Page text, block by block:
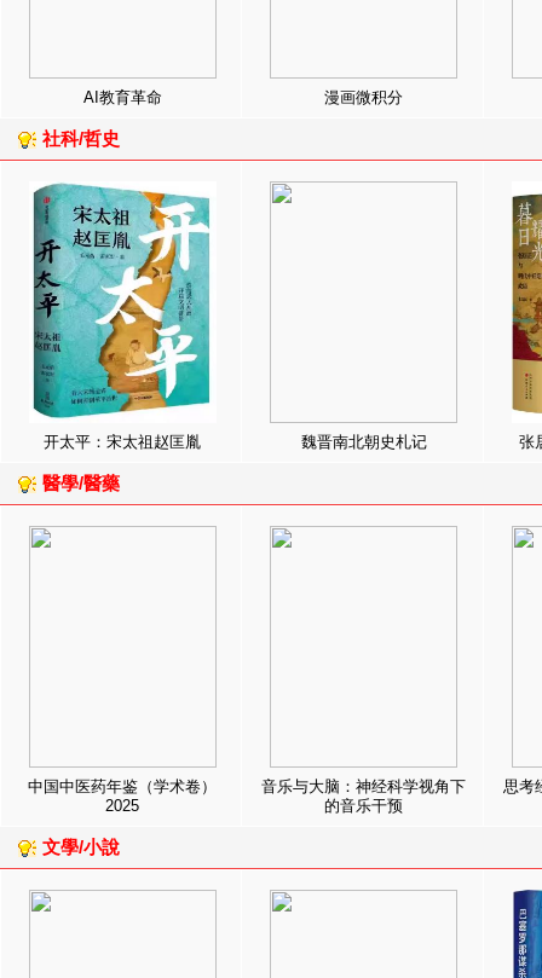
AI教育革命 漫画微积分
社科/哲史
开太平：宋太祖赵匡胤 魏晋南北朝史札记 张
醫學/醫藥
中国中医药年鉴（学术卷）
2025
音乐与大脑：神经科学视角下
的音乐干预
思考
文學/小說